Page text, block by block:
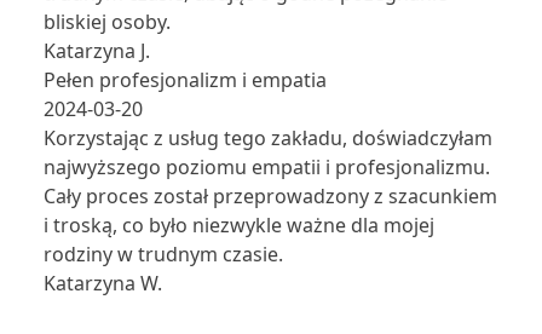
bliskiej osoby.
Katarzyna J.
Pełen profesjonalizm i empatia
2024-03-20
Korzystając z usług tego zakładu, doświadczyłam
najwyższego poziomu empatii i profesjonalizmu.
Cały proces został przeprowadzony z szacunkiem
i troską, co było niezwykle ważne dla mojej
rodziny w trudnym czasie.
Katarzyna W.